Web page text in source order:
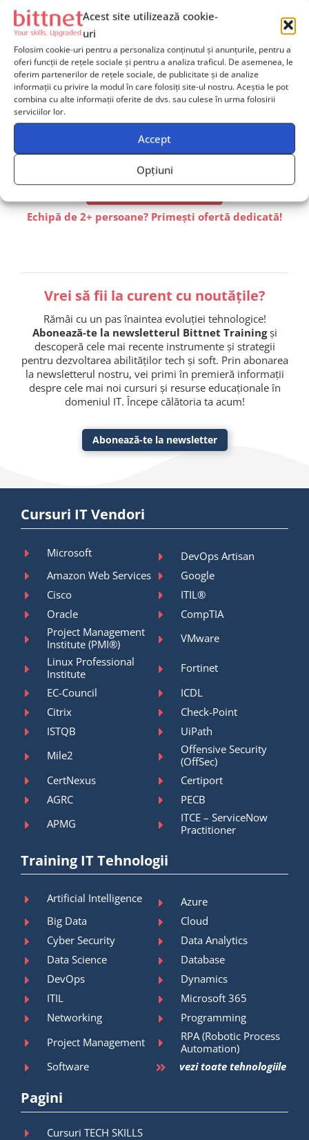
Acest site utilizează cookie-
uri
Folosim cookie-uri pentru a personaliza conținutul și anunțurile, pentru a
oferi funcții de rețele sociale și pentru a analiza traficul. De asemenea, le
oferim partenerilor de rețele sociale, de publicitate și de analize
informații cu privire la modul în care folosiți site-ul nostru. Aceștia le pot
combina cu alte informații oferite de dvs. sau culese în urma folosirii
serviciilor lor.
Accept
Opțiuni
Ai nevoie de îndrumare
pentru alegerea cursurilor
potrivite echipei tale?
Contactează-ne și solicită mai multe informații, iar unul
dintre consultanții noștri va reveni către tine în cel mai
scurt timp posibil și îți va oferi
Contactează-ne
Echipă de 2+ persoane? Primești ofertă dedicată!
Vrei să fii la curent cu noutățile?
Rămâi cu un pas înaintea evoluției tehnologice!
Abonează-te la newsletterul Bittnet Trainingși
descoperă cele mai recente instrumente și strategii
pentru dezvoltarea abilităților tech și soft. Prin abonarea
la newsletterul nostru, vei primi în premieră informații
despre cele mai noi cursuri și resurse educaționale în
domeniul IT. Începe călătoria ta acum!
Abonează-te la newsletter
Cursuri IT Vendori
Microsoft
DevOps Artisan
Amazon Web Services
Google
Cisco
ITIL®
Oracle
CompTIA
Project Management
Institute (PMI®)
VMware
Linux Professional
Institute
Fortinet
EC-Council
ICDL
Citrix
Check-Point
ISTQB
UiPath
Mile2
Offensive Security
(OffSec)
CertNexus
Certiport
AGRC
PECB
APMG
ITCE – ServiceNow
Practitioner
Training IT Tehnologii
Artificial Intelligence
Azure
Big Data
Cloud
Cyber Security
Data Analytics
Data Science
Database
DevOps
Dynamics
ITIL
Microsoft 365
Networking
Programming
Project Management
RPA (Robotic Process
Automation)
Software
vezi toate tehnologiile
Pagini
Cursuri TECH SKILLS